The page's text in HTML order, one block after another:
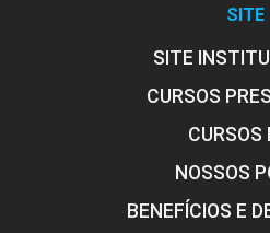
SITE
SITE
CURSOS
CURSOS
NOSSOS
BENEFÍCIOS E